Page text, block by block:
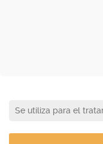
Se utiliza para el